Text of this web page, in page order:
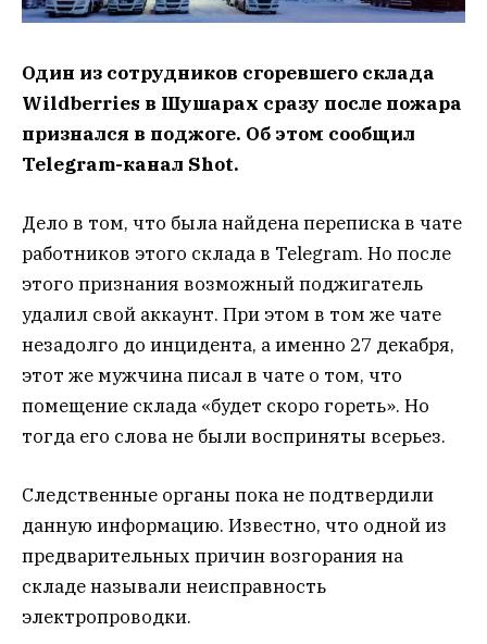
Один из сотрудников сгоревшего склада
Wildberries в Шушарах сразу после пожара
признался в поджоге. Об этом сообщил
Telegram-канал Shot.
Дело в том, что была найдена переписка в чате
работников этого склада в Telegram. Но после
этого признания возможный поджигатель
удалил свой аккаунт. При этом в том же чате
незадолго до инцидента, а именно 27 декабря,
этот же мужчина писал в чате о том, что
помещение склада «будет скоро гореть». Но
тогда его слова не были восприняты всерьез.
Следственные органы пока не подтвердили
данную информацию. Известно, что одной из
предварительных причин возгорания на
складе называли неисправность
электропроводки.